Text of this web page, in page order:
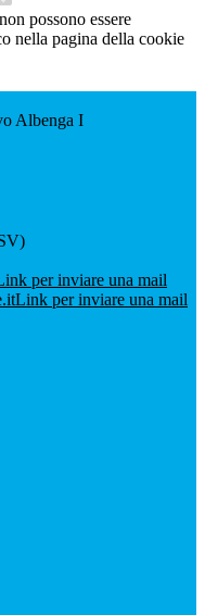
possono essere
nella pagina della cookie
Albenga I
per inviare una mail
Link per inviare una mail